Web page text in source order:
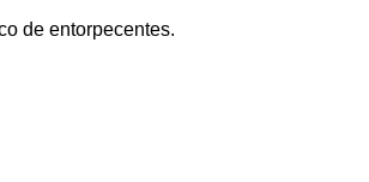
de entorpecentes.